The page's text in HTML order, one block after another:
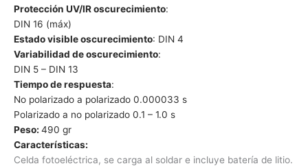
Protección UV/IR oscurecimiento:
DIN 16 (máx)
Estado visible oscurecimiento: DIN 4
Variabilidad de oscurecimiento:
DIN 5 – DIN 13
Tiempo de respuesta:
No polarizado a polarizado 0.000033 s
Polarizado a no polarizado 0.1 – 1.0 s
Peso: 490 gr
Características:
Celda fotoeléctrica, se carga al soldar e incluye batería de litio.